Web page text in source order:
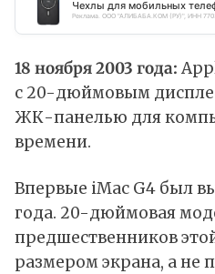
Чехлы для мобильных
Реклама. ООО "АЛИБАБА.КОМ (РУ)", ИНН
18 ноября 2003 года:
с 20-дюймовым
ЖК-панелью для
времени.
Впервые iMac G4 был
года. 20-дюймовая
предшественников
размером экрана, а